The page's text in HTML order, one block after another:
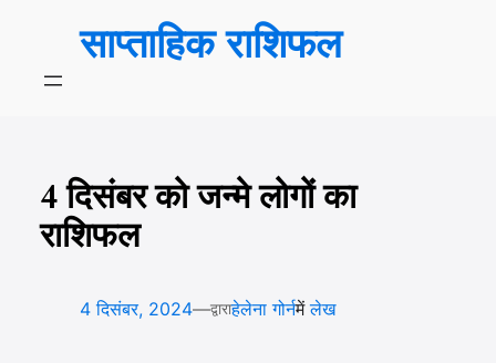
साप्ताहिक राशिफल
4 दिसंबर को जन्मे लोगों का
राशिफल
4 दिसंबर, 2024—द्वाराहेलेना गोर्नमेंलेख